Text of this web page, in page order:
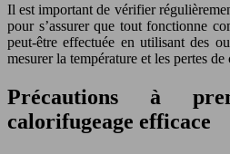
Il est important de vérifier
pour s’assurer que tout fonctionne
peut-être effectuée en utilisant des
mesurer la température et les pertes de
Précautions à
calorifugeage efficace